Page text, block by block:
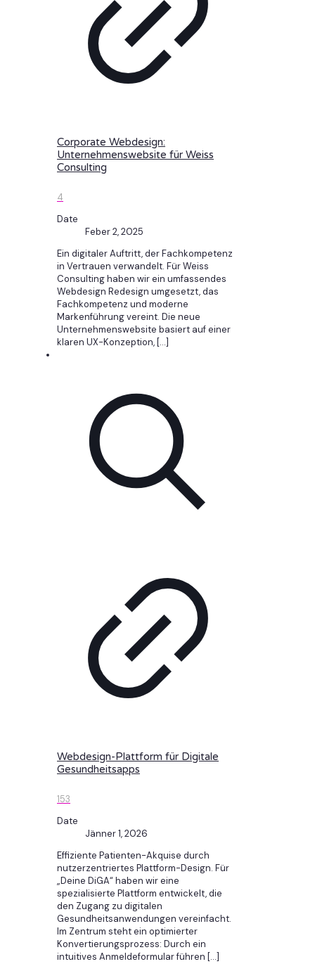
Corporate Webdesign:
Unternehmenswebsite für Weiss
Consulting
4
Date
Feber 2, 2025
Ein digitaler Auftritt, der Fachkompetenz
in Vertrauen verwandelt. Für Weiss
Consulting haben wir ein umfassendes
Webdesign Redesign umgesetzt, das
Fachkompetenz und moderne
Markenführung vereint. Die neue
Unternehmenswebsite basiert auf einer
klaren UX-Konzeption, […]
Webdesign-Plattform für Digitale
Gesundheitsapps
153
Date
Jänner 1, 2026
Effiziente Patienten-Akquise durch
nutzerzentriertes Plattform-Design. Für
„Deine DiGA“ haben wir eine
spezialisierte Plattform entwickelt, die
den Zugang zu digitalen
Gesundheitsanwendungen vereinfacht.
Im Zentrum steht ein optimierter
Konvertierungsprozess: Durch ein
intuitives Anmeldeformular führen […]